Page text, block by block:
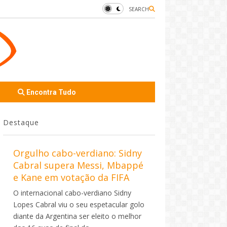
SEARCH
Encontra Tudo
Destaque
Orgulho cabo-verdiano: Sidny
Cabral supera Messi, Mbappé
e Kane em votação da FIFA
O internacional cabo-verdiano Sidny
Lopes Cabral viu o seu espetacular golo
diante da Argentina ser eleito o melhor